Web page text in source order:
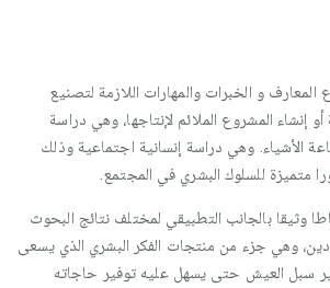
و الخبرات والمهارات اللازمة لتصنيع
إنشاء المشروع الملائم لإنتاجها، وهي دراسة
الأشياء. وهي دراسة إنسانية اجتماعية وذلك
متميزة للسلوك البشري في المجتمع.
وثيقا بالجانب التطبيقي لمختلف نتائج البحوث
وهي جزء من منتجات الفكر البشري الذي يسعى
سبل العيش حتى يسهل عليه توفير حاجاته